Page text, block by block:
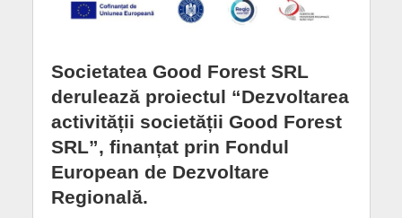
Societatea Good Forest SRL
derulează proiectul “Dezvoltarea
activității societății Good Forest
SRL”, finanțat prin Fondul
European de Dezvoltare
Regională.